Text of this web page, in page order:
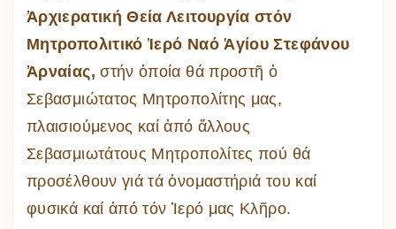
Ἀρχιερατική Θεία Λειτουργία στόν
Μητροπολιτικό Ἱερό Ναό Ἁγίου Στεφάνου
Ἀρναίας, στήν ὁποία θά προστῆ ὁ
Σεβασμιώτατος Μητροπολίτης μας,
πλαισιούμενος καί ἀπό ἄλλους
Σεβασμιωτάτους Μητροπολίτες πού θά
προσέλθουν γιά τά ὀνομαστήριά του καί
φυσικά καί ἀπό τόν Ἱερό μας Κλῆρο.